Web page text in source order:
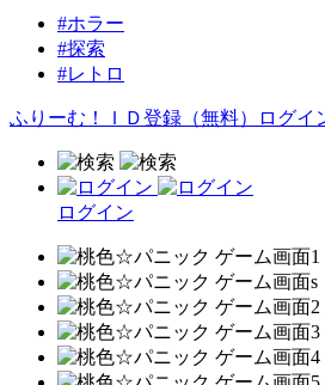
#ホラー
#探索
#レトロ
ふりーむ！ＩＤ登録（無料） ログイ
ログイン